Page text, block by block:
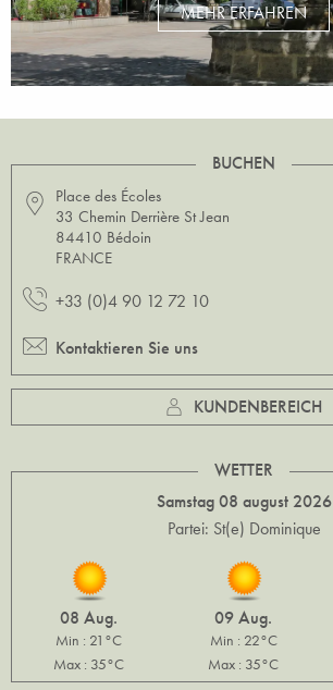
MEHR ERFAHREN
BUCHEN
Place des Écoles
33 Chemin Derrière St Jean
84410 Bédoin
FRANCE
+33 (0)4 90 12 72 10
Kontaktieren Sie uns
KUNDENBEREICH
WETTER
Samstag 08 august 2026
Partei: St(e) Dominique
08 Aug.
Min : 21°C
Max : 35°C
09 Aug.
Min : 22°C
Max : 35°C